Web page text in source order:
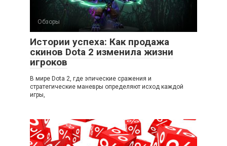
Обзоры
Истории успеха: Как продажа
скинов Dota 2 изменила жизни
игроков
В мире Dota 2, где эпические сражения и
стратегические маневры определяют исход каждой
игры,